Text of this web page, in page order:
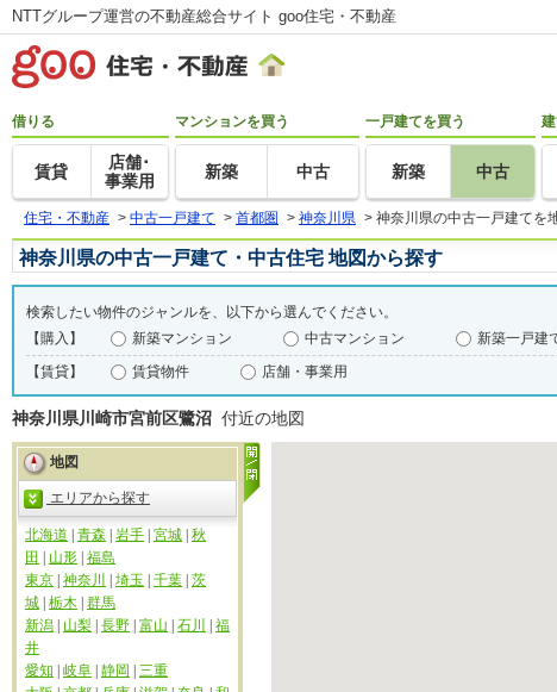
NTTグループ運営の不動産総合サイト goo住宅・不動産
借りる
賃貸
店舗･
事業用
マンションを買う
新築 中古
一戸建てを買う
新築 中古
住宅・不動産 > 中古一戸建て > 首都圏 > 神奈川県 > 神奈川県の中古一戸建てを
神奈川県の中古一戸建て・中古住宅 地図から探す
検索したい物件のジャンルを、以下から選んでください。
【購入】
新築マンション 中古マンション 新築一戸建
【賃貸】
賃貸物件 店舗・事業用
神奈川県川崎市宮前区鷺沼 付近の地図
地図
エリアから探す
北海道 青森 岩手 宮城 秋
田
山形 福島
東京 神奈川 埼玉 千葉 茨
城 栃木 群馬
新潟
山梨 長野 富山 石川
福
井
愛知
岐阜 静岡
三重